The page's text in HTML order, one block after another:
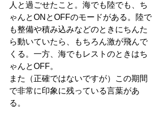
人と過ごせたこと。海でも陸でも、ち
ゃんとONとOFFのモードがある。陸で
も整備や積み込みなどのときにちんた
ら動いていたら、もちろん激が飛んで
くる。一方、海でもレストのときはち
ゃんとOFF。
また（正確ではないですが）この期間
で非常に印象に残っている言葉があ
る。